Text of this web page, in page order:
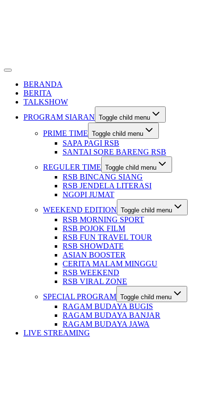
BERANDA
BERITA
TALKSHOW
PROGRAM SIARAN Toggle child menu
PRIME TIME Toggle child menu
SAPA PAGI RSB
SANTAI SORE BARENG RSB
REGULER TIME Toggle child menu
RSB BINCANG SIANG
RSB JENDELA LITERASI
NGOPI JUMAT
WEEKEND EDITION Toggle child menu
RSB MORNING SPORT
RSB POJOK FILM
RSB FUN TRAVEL TOUR
RSB SHOWDATE
ASIAN BOOSTER
CERITA MALAM MINGGU
RSB WEEKEND
RSB VIRAL ZONE
SPECIAL PROGRAM Toggle child menu
RAGAM BUDAYA BUGIS
RAGAM BUDAYA BANJAR
RAGAM BUDAYA JAWA
LIVE STREAMING